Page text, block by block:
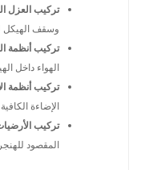
تركيب العزل
وسقف الهيكل
تركيب أنظمة
الهواء داخل
تركيب أنظمة
الإضاءة
تركيب
المقصود